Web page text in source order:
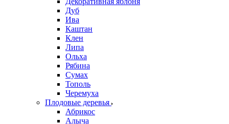
Дуб
Ива
Каштан
Клен
Липа
Ольха
Рябина
Сумах
Тополь
Черемуха
Плодовые деревья
Абрикос
Алыча